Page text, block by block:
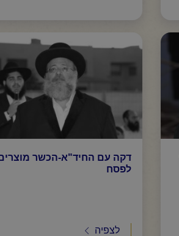
דקה עם החיד"א-הכשר
לפסח
לצפיה